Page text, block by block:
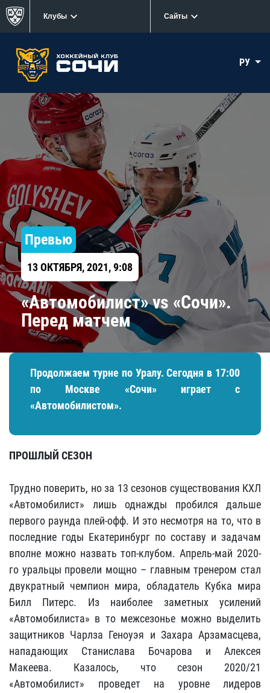
Клубы Сайты
РУ
Превью
13 ОКТЯБРЯ, 2021, 9:08
«Автомобилист» vs «Сочи».
Перед матчем
Продолжаем турне по Уралу. Сегодня в 17:00
по Москве «Сочи» играет с
«Автомобилистом».
ПРОШЛЫЙ СЕЗОН
Трудно поверить, но за 13 сезонов существования КХЛ
«Автомобилист» лишь однажды пробился дальше
первого раунда плей-офф. И это несмотря на то, что в
последние годы Екатеринбург по составу и задачам
вполне можно назвать топ-клубом. Апрель-май 2020-
го уральцы провели мощно – главным тренером стал
двукратный чемпион мира, обладатель Кубка мира
Билл Питерс. Из наиболее заметных усилений
«Автомобилиста» в то межсезонье можно выделить
защитников Чарлза Геноуэя и Захара Арзамасцева,
нападающих Станислава Бочарова и Алексея
Макеева. Казалось, что сезон 2020/21
«Автомобилист» проведет на уровне лидеров